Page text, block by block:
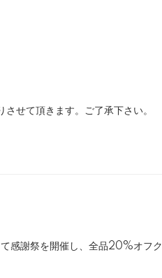
せて頂きます。ご了承下さい。
感謝祭を開催し、全品20%オフ